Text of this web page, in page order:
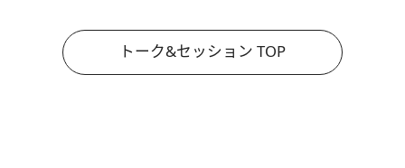
トーク&セッション TOP